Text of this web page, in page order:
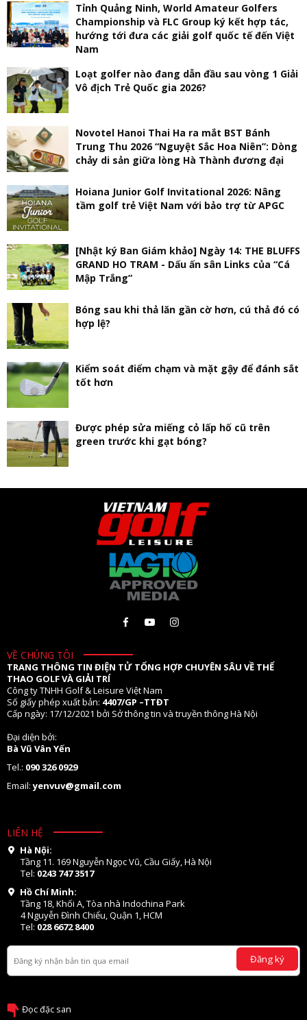
Tỉnh Quảng Ninh, World Amateur Golfers
Championship và FLC Group ký kết hợp tác,
hướng tới đưa các giải golf quốc tế đến Việt
Nam
Loạt golfer nào đang dẫn đầu sau vòng 1 Giải
Vô địch Trẻ Quốc gia 2026?
Novotel Hanoi Thai Ha ra mắt BST Bánh
Trung Thu 2026 “Nguyệt Sắc Hoa Niên”: Dòng
chảy di sản giữa lòng Hà Thành đương đại
Hoiana Junior Golf Invitational 2026: Nâng
tầm golf trẻ Việt Nam với bảo trợ từ APGC
[Nhật ký Ban Giám khảo] Ngày 14: THE BLUFFS
GRAND HO TRAM - Dấu ấn sân Links của “Cá
Mập Trắng”
Bóng sau khi thả lăn gần cờ hơn, cú thả đó có
hợp lệ?
Kiểm soát điểm chạm và mặt gậy để đánh sắt
tốt hơn
Được phép sửa miếng cỏ lấp hố cũ trên
green trước khi gạt bóng?
VỀ CHÚNG TÔI
TRANG THÔNG TIN ĐIỆN TỬ TỔNG HỢP CHUYÊN SÂU VỀ THỂ
THAO GOLF VÀ GIẢI TRÍ
Công ty TNHH Golf & Leisure Việt Nam
Số giấy phép xuất bản: 4407/GP –TTĐT
Cấp ngày: 17/12/2021 bởi Sở thông tin và truyền thông Hà Nội
Đại diện bởi:
Bà Vũ Vân Yến
Tel.: 090 326 0929
Email:yenvuv@gmail.com
LIÊN HỆ
Hà Nội:
Tầng 11. 169 Nguyễn Ngọc Vũ, Cầu Giấy, Hà Nội
Tel: 0243 747 3517
Hồ Chí Minh:
Tầng 18, Khối A, Tòa nhà Indochina Park
4 Nguyễn Đình Chiểu, Quận 1, HCM
Tel: 028 6672 8400
Đăng ký
Đọc đặc san